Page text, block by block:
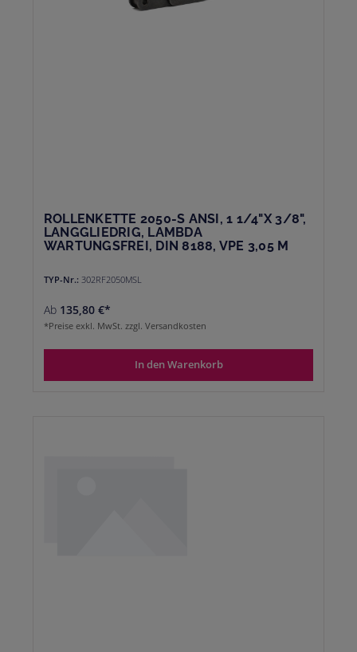
ROLLENKETTE 2050-S ANSI, 1 1/4"X 3/8",
LANGGLIEDRIG, LAMBDA
WARTUNGSFREI, DIN 8188, VPE 3,05 M
TYP-Nr.: 302RF2050MSL
Ab 135,80 €*
*Preise exkl. MwSt. zzgl. Versandkosten
In den Warenkorb